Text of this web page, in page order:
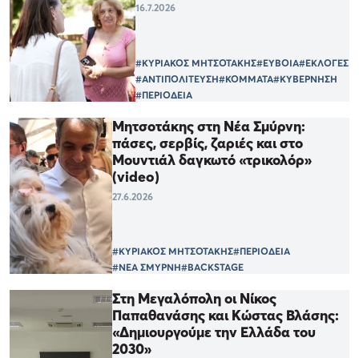
16.7.2026
#ΚΥΡΙΑΚΟΣ ΜΗΤΣΟΤΑΚΗΣ#ΕΥΒΟΙΑ#ΕΚΛΟΓΕΣ
#ΑΝΤΙΠΟΛΙΤΕΥΣΗ#ΚΟΜΜΑΤΑ#ΚΥΒΕΡΝΗΣΗ
#ΠΕΡΙΟΔΕΙΑ
Μητσοτάκης στη Νέα Σμύρνη:
πάσες, σερβίς, ζαριές και στο
Μουντιάλ δαγκωτό «τρικολόρ»
(video)
27.6.2026
#ΚΥΡΙΑΚΟΣ ΜΗΤΣΟΤΑΚΗΣ#ΠΕΡΙΟΔΕΙΑ
#ΝΕΑ ΣΜΥΡΝΗ#BACKSTAGE
Στη Μεγαλόπολη οι Νίκος
Παπαθανάσης και Κώστας Βλάσης:
«Δημιουργούμε την Ελλάδα του
2030»